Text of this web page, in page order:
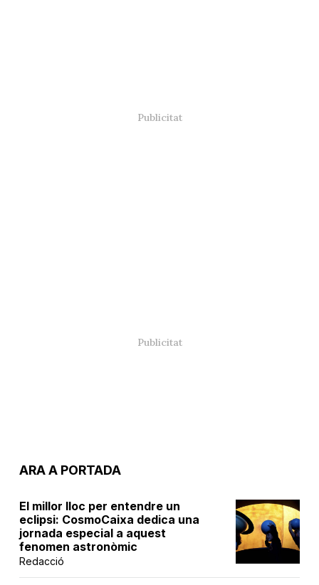
ARA A PORTADA
El millor lloc per entendre un
eclipsi: CosmoCaixa dedica una
jornada especial a aquest
fenomen astronòmic
Redacció